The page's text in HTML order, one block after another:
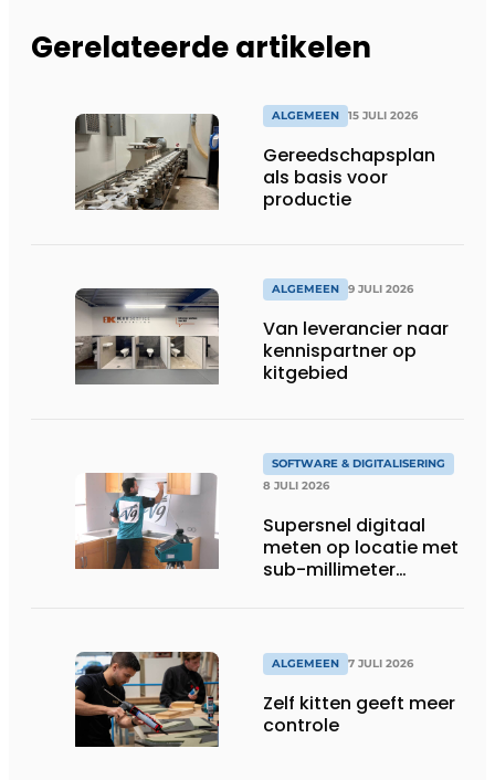
Gerelateerde artikelen
ALGEMEEN 15 JULI 2026
Gereedschapsplan
als basis voor
productie
ALGEMEEN 9 JULI 2026
Van leverancier naar
kennispartner op
kitgebied
SOFTWARE & DIGITALISERING
8 JULI 2026
Supersnel digitaal
meten op locatie met
sub-millimeter
ALGEMEEN 7 JULI 2026
Zelf kitten geeft meer
controle